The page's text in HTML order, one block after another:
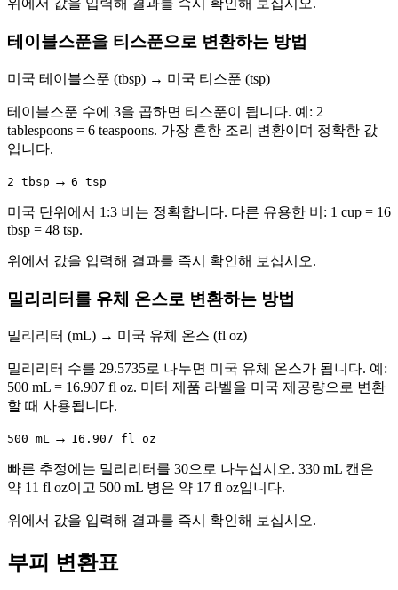
위에서 값을 입력해 결과를 즉시 확인해 보십시오.
테이블스푼을 티스푼으로 변환하는 방법
미국 테이블스푼 (tbsp) → 미국 티스푼 (tsp)
테이블스푼 수에 3을 곱하면 티스푼이 됩니다. 예: 2
tablespoons = 6 teaspoons. 가장 흔한 조리 변환이며 정확한 값
입니다.
2 tbsp → 6 tsp
미국 단위에서 1:3 비는 정확합니다. 다른 유용한 비: 1 cup = 16
tbsp = 48 tsp.
위에서 값을 입력해 결과를 즉시 확인해 보십시오.
밀리리터를 유체 온스로 변환하는 방법
밀리리터 (mL) → 미국 유체 온스 (fl oz)
밀리리터 수를 29.5735로 나누면 미국 유체 온스가 됩니다. 예:
500 mL = 16.907 fl oz. 미터 제품 라벨을 미국 제공량으로 변환
할 때 사용됩니다.
500 mL → 16.907 fl oz
빠른 추정에는 밀리리터를 30으로 나누십시오. 330 mL 캔은
약 11 fl oz이고 500 mL 병은 약 17 fl oz입니다.
위에서 값을 입력해 결과를 즉시 확인해 보십시오.
부피 변환표